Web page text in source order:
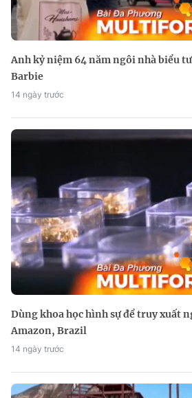
Anh kỷ niệm 64 năm ngôi nhà biểu
Barbie
14 ngày trước
Dùng khoa học hình sự để truy xuất
Amazon, Brazil
14 ngày trước